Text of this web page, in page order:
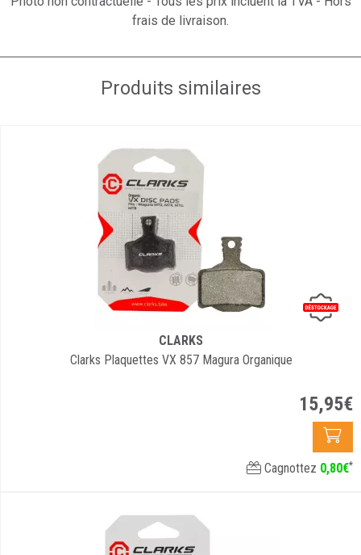
frais de livraison.
Produits similaires
CLARKS
Clarks Plaquettes VX 857 Magura Organique
15,95€
Cagnottez 0,80€*